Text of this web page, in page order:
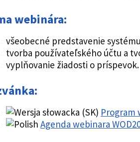
webinára:
všeobecné predstavenie
tvorba používateľského účtu a
vyplňovanie žiadosti o príspevok.
Program
Agenda webinara